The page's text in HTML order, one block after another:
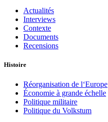
Actualités
Interviews
Contexte
Documents
Recensions
Histoire
Réorganisation de l‘Europe
Économie à grande échelle
Politique militaire
Politique du Volkstum